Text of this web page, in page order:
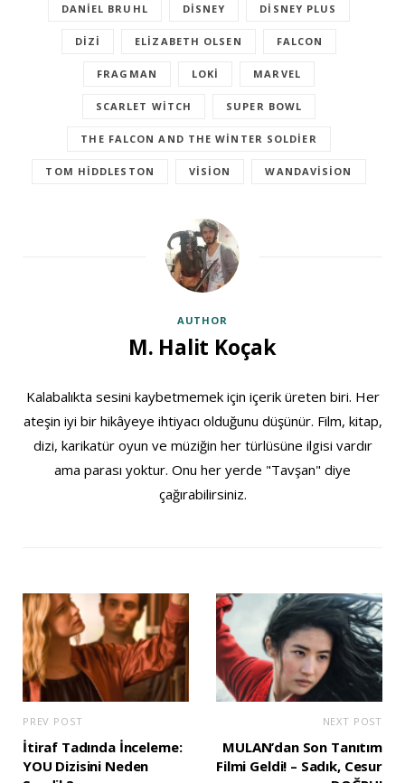
DANIEL BRUHL DISNEY DISNEY PLUS
DIZI ELIZABETH OLSEN FALCON
FRAGMAN LOKI MARVEL
SCARLET WITCH SUPER BOWL
THE FALCON AND THE WINTER SOLDIER
TOM HIDDLESTON VISION WANDAVISION
AUTHOR
M. Halit Koçak
Kalabalıkta sesini kaybetmemek için içerik üreten biri. Her
ateşin iyi bir hikâyeye ihtiyacı olduğunu düşünür. Film, kitap,
dizi, karikatür oyun ve müziğin her türlüsüne ilgisi vardır
ama parası yoktur. Onu her yerde "Tavşan" diye
çağırabilirsiniz.
PREV POST
İtiraf Tadında İnceleme:
YOU Dizisini Neden
NEXT POST
MULAN’dan Son Tanıtım
Filmi Geldi! – Sadık, Cesur